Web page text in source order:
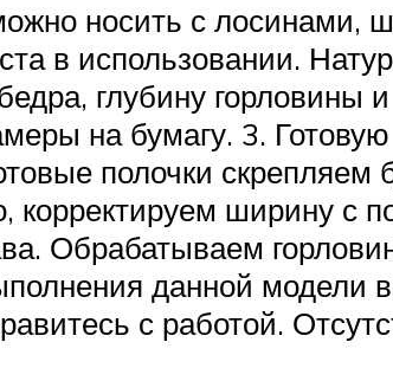
носить с лосинами,
в использовании.
глубину
на бумагу. 3.
полочки скрепляем
корректируем ширину
Обрабатываем
данной модели
с работой.